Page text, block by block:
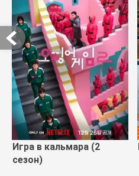
Игра в кальмара (2
сезон)